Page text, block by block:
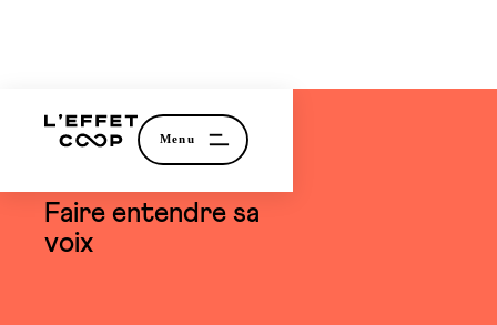
Faire entendre sa
voix